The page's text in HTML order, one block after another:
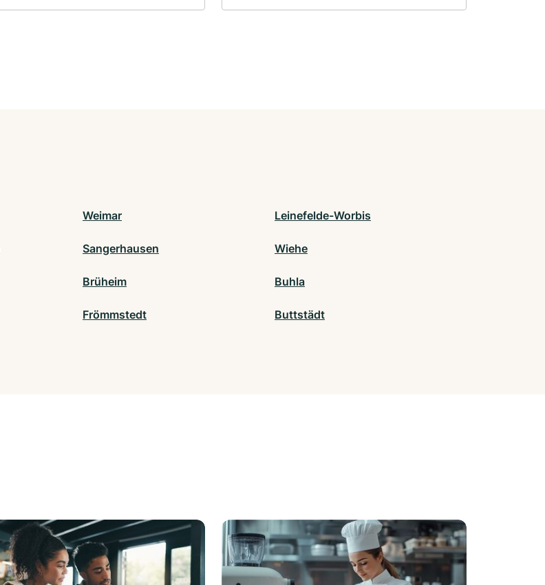
Weimar Leinefelde-Worbis
Sangerhausen Wiehe
Brüheim Buhla
Frömmstedt Buttstädt